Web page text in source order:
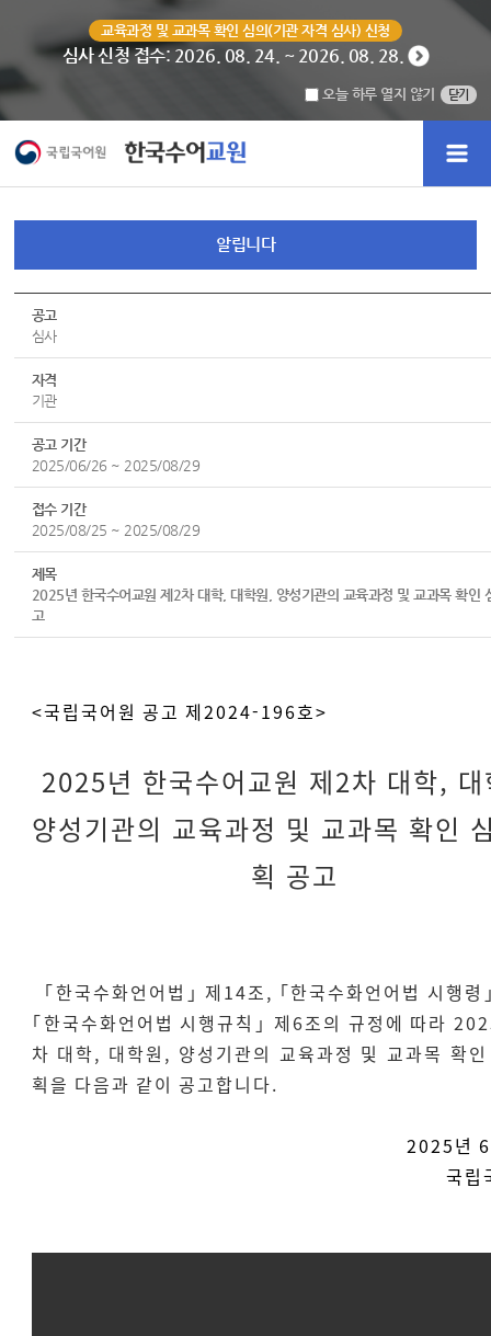
교육과정 및 교과목 확인 심의(기관 자격 심사) 신청
심사 신청 접수: 2026. 08. 24. ~ 2026. 08. 28.
오늘 하루 열지 않기 닫기
알립니다
공고
심사
자격
기관
공고 기간
2025/06/26 ~ 2025/08/29
접수 기간
2025/08/25 ~ 2025/08/29
제목
2025년 한국수어교원 제2차 대학, 대학원, 양성기관의 교육과정 및 교과목 확인
고
<국립국어원 공고 제2024-196호>
2025년 한국수어교원 제2차 대학,
양성기관의 교육과정 및 교과목 확인
획 공고
｢한국수화언어법｣ 제14조, ｢한국수화언어법 시행
｢한국수화언어법 시행규칙｣ 제6조의 규정에 따라
차 대학, 대학원, 양성기관의 교육과정 및 교과목 확
획을 다음과 같이 공고합니다.
2025년
국립